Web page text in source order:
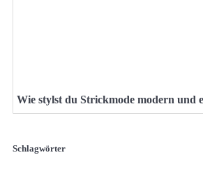
Wie stylst du Strickmode modern und
Schlagwörter